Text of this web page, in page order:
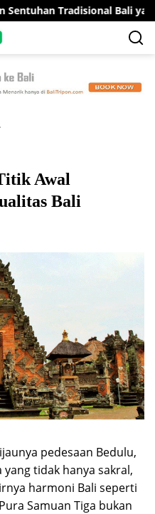
Bali yang
Awal
Bali
pedesaan Bedulu,
tidak hanya sakral,
harmoni Bali seperti
Samuan Tiga bukan